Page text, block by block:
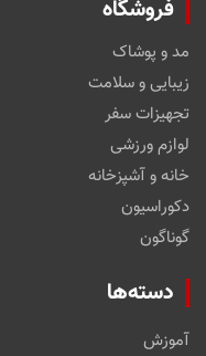
فروشگاه
مد و پوشاک
زیبایی و سلامت
تجهیزات سفر
لوازم ورزشی
خانه و آشپزخانه
دکوراسیون
گوناگون
دسته‌ها
آموزش